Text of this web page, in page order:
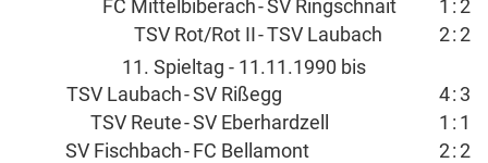
FC Mittelbiberach-SV Ringschnait 1 : 2
TSV Rot/Rot II -TSV Laubach 2: 2
11. Spieltag - 11.11.1990 bis
TSV Laubach-SV Rißegg 4: 3
TSV Reute-SV Eberhardzell 1 : 1
SV Fischbach- FC Bellamont 2: 2